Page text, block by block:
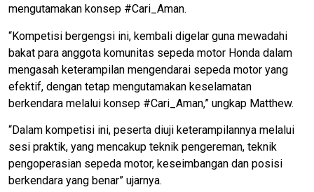
mengutamakan konsep #Cari_Aman.
“Kompetisi bergengsi ini, kembali digelar guna mewadahi
bakat para anggota komunitas sepeda motor Honda dalam
mengasah keterampilan mengendarai sepeda motor yang
efektif, dengan tetap mengutamakan keselamatan
berkendara melalui konsep #Cari_Aman,” ungkap Matthew.
“Dalam kompetisi ini, peserta diuji keterampilannya melalui
sesi praktik, yang mencakup teknik pengereman, teknik
pengoperasian sepeda motor, keseimbangan dan posisi
berkendara yang benar” ujarnya.